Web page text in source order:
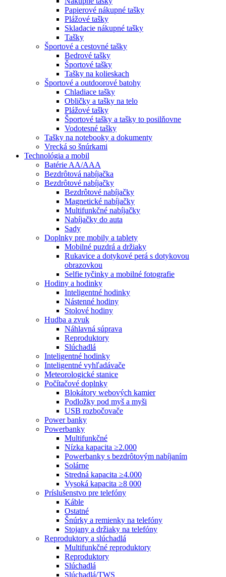
Papierové nákupné tašky
Plážové tašky
Skladacie nákupné tašky
Tašky
Športové a cestovné tašky
Bedrové tašky
Športové tašky
Tašky na kolieskach
Športové a outdoorové batohy
Chladiace tašky
Obličky a tašky na telo
Plážové tašky
Športové tašky a tašky to posilňovne
Vodotesné tašky
Tašky na notebooky a dokumenty
Vrecká so šnúrkami
Technológia a mobil
Batérie AA/AAA
Bezdrôtová nabíjačka
Bezdrôtové nabíjačky
Bezdrôtové nabíjačky
Magnetické nabíjačky
Multifunkčné nabíjačky
Nabíjačky do auta
Sady
Doplnky pre mobily a tablety
Mobilné puzdrá a držiaky
Rukavice a dotykové perá s dotykovou
obrazovkou
Selfie tyčinky a mobilné fotografie
Hodiny a hodinky
Inteligentné hodinky
Nástenné hodiny
Stolové hodiny
Hudba a zvuk
Náhlavná súprava
Reproduktory
Slúchadlá
Inteligentné hodinky
Inteligentné vyhľadávače
Meteorologické stanice
Počítačové doplnky
Blokátory webových kamier
Podložky pod myš a myši
USB rozbočovače
Power banky
Powerbanky
Multifunkčné
Nízka kapacita ≥2.000
Powerbanky s bezdrôtovým nabíjaním
Solárne
Stredná kapacita ≥4.000
Vysoká kapacita ≥8 000
Príslušenstvo pre telefóny
Káble
Ostatné
Šnúrky a remienky na telefóny
Stojany a držiaky na telefóny
Reproduktory a slúchadlá
Multifunkčné reproduktory
Reproduktory
Slúchadlá
Slúchadlá/TWS